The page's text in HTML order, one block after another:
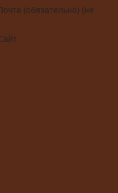
(обязательно) (не